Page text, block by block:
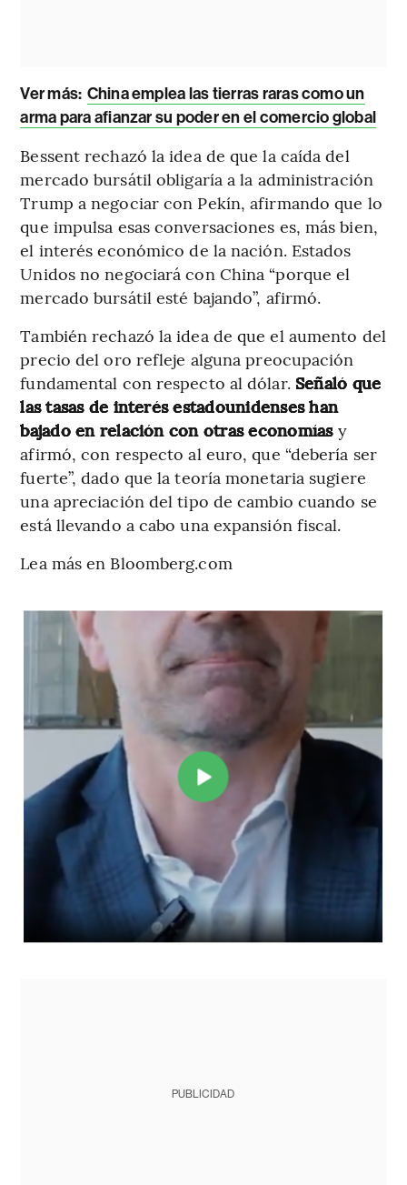
Ver más: China emplea las tierras raras como un
arma para afianzar su poder en el comercio global
Bessent rechazó la idea de que la caída del
mercado bursátil obligaría a la administración
Trump a negociar con Pekín, afirmando que lo
que impulsa esas conversaciones es, más bien,
el interés económico de la nación. Estados
Unidos no negociará con China “porque el
mercado bursátil esté bajando”, afirmó.
También rechazó la idea de que el aumento del
precio del oro refleje alguna preocupación
fundamental con respecto al dólar. Señaló que
las tasas de interés estadounidenses han
bajado en relación con otras economíasy
afirmó, con respecto al euro, que “debería ser
fuerte”, dado que la teoría monetaria sugiere
una apreciación del tipo de cambio cuando se
está llevando a cabo una expansión fiscal.
Lea más en Bloomberg.com
PUBLICIDAD